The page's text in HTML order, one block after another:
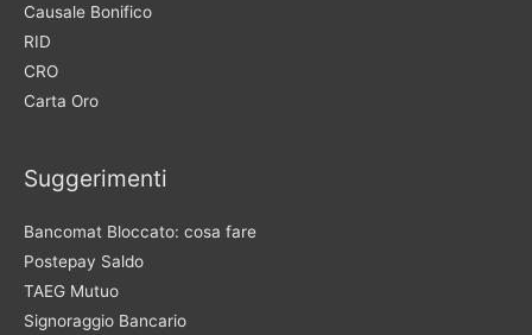
Causale Bonifico
RID
CRO
Carta Oro
Suggerimenti
Bancomat Bloccato: cosa fare
Postepay Saldo
TAEG Mutuo
Signoraggio Bancario